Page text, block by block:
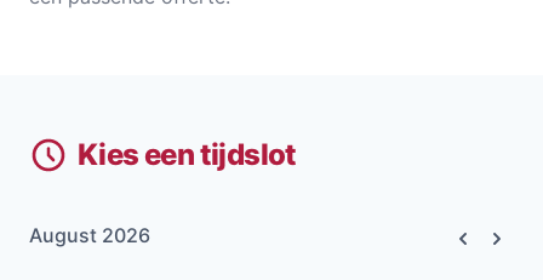
Kies een tijdslot
August 2026